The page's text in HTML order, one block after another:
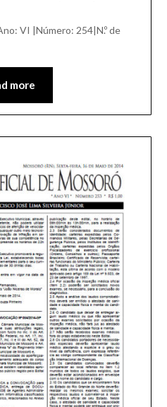
VI |Número: 254|N.º de
more